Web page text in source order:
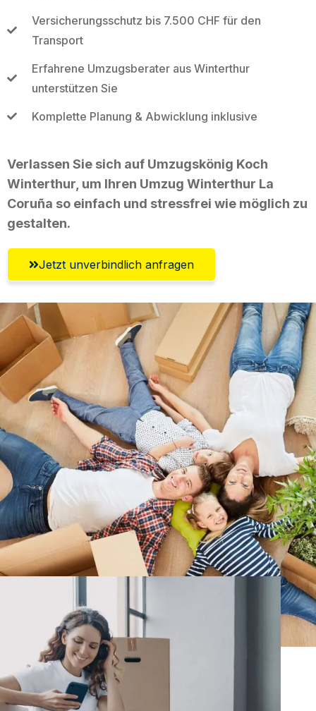
Versicherungsschutz bis 7.500 CHF für den
Transport
Erfahrene Umzugsberater aus Winterthur
unterstützen Sie
Komplette Planung & Abwicklung inklusive
Verlassen Sie sich auf Umzugskönig Koch
Winterthur, um Ihren Umzug Winterthur La
Coruña so einfach und stressfrei wie möglich zu
gestalten.
Jetzt unverbindlich anfragen